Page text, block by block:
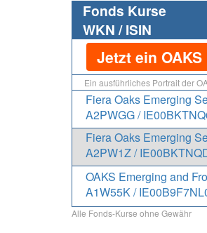
Fonds Kurse
WKN / ISIN
Jetzt ein
Ein ausführliches Portrait der
Fiera Oaks Emerging
A2PWGG /
Fiera Oaks Emerging
A2PW1Z /
OAKS Emerging and
A1W55K /
Alle Fonds-Kurse ohne Gewähr